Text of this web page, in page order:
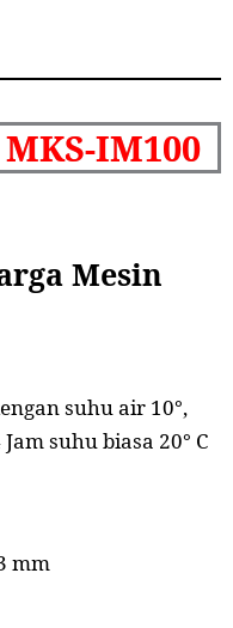
IM100
Mesin
suhu air 10°,
suhu biasa 20° C
mm